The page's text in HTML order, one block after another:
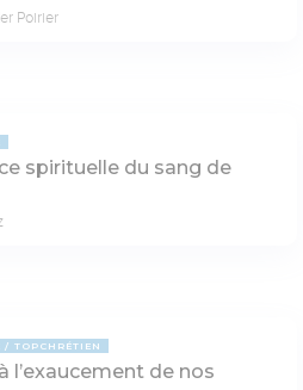
Poirier
spirituelle du sang de
TOPCHRÉTIEN
l’exaucement de nos